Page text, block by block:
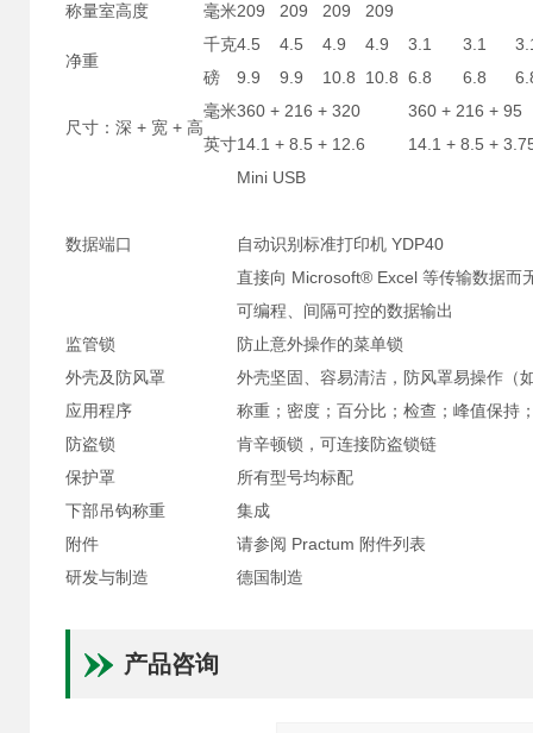
称量室高度
毫米209 209 209 209
净重
千克4.5 4.5 4.9 4.9 3.1 3.1
磅
9.9 9.9 10.8 10.8 6.8 6.8
尺寸：深 + 宽 + 高
毫米360 + 216 + 320
360 + 216 + 95
英寸14.1 + 8.5 + 12.6 14.1 + 8.5 +
数据端口
Mini USB
自动识别标准打印机 YDP40
直接向 Microsoft® Excel 等传输数据而
可编程、间隔可控的数据输出
监管锁
防止意外操作的菜单锁
外壳及防风罩
外壳坚固、容易清洁，防风罩易操作（
应用程序
称重；密度；百分比；检查；峰值保持
防盗锁
肯辛顿锁，可连接防盗锁链
保护罩
所有型号均标配
下部吊钩称重
集成
附件
请参阅 Practum 附件列表
研发与制造
德国制造
产品咨询